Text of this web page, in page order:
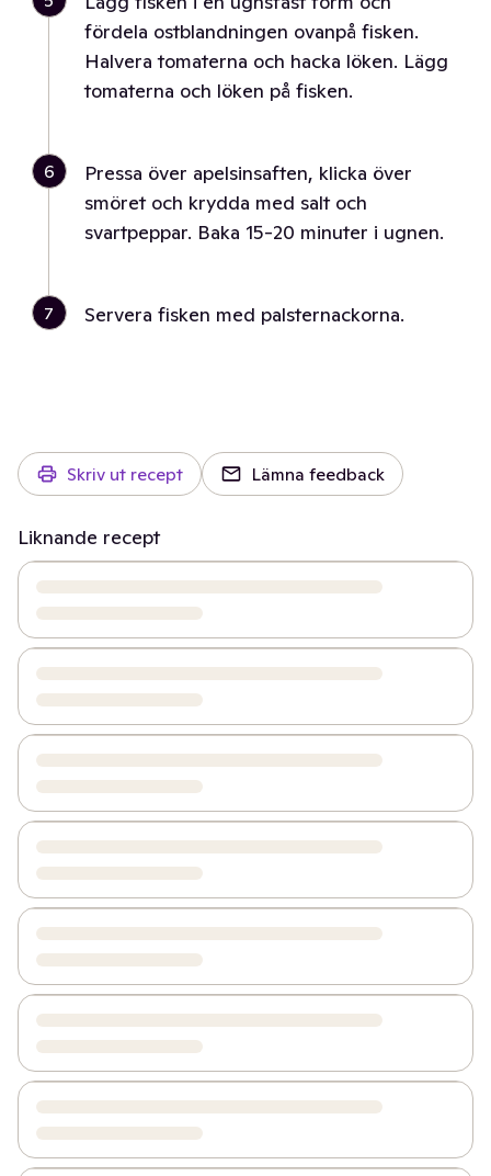
fördela ostblandningen ovanpå fisken.
Halvera tomaterna och hacka löken. Lägg
tomaterna och löken på fisken.
6
Pressa över apelsinsaften, klicka över
smöret och krydda med salt och
svartpeppar. Baka 15-20 minuter i ugnen.
7 Servera fisken med palsternackorna.
Skriv ut recept Lämna feedback
Liknande recept